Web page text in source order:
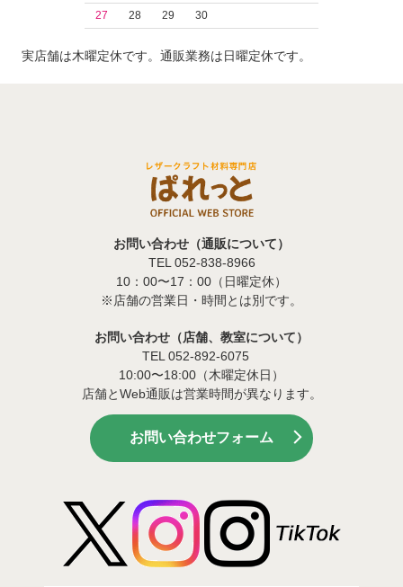
27
28 29 30
実店舗は木曜定休です。通販業務は日曜定休です。
お問い合わせ（通販について）
TEL 052-838-8966
10：00〜17：00（日曜定休）
※店舗の営業日・時間とは別です。
お問い合わせ（店舗、教室について）
TEL 052-892-6075
10:00〜18:00（木曜定休日）
店舗とWeb通販は営業時間が異なります。
お問い合わせフォーム